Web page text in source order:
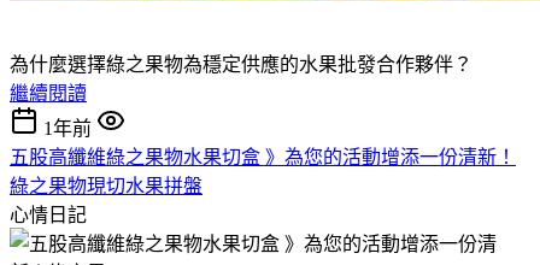
為什麼選擇綠之果物為穩定供應的水果批發合作夥伴？
繼續閱讀
1年前
五股高纖維綠之果物水果切盒 》為您的活動增添一份清新！
綠之果物現切水果拼盤
心情日記